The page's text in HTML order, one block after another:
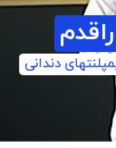
دندانی